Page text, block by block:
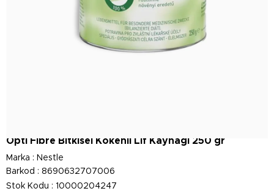
Opti Fibre Bitkisel Kökenli Lif Kaynağı 250 gr
Marka : Nestle
Barkod : 8690632707006
Stok Kodu
10000204247